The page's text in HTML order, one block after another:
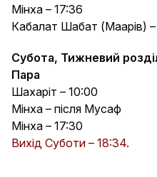
Мінха – 17:36
Кабалат Шабат (Маарів) –
Субота, Тижневий
Пара
Шахаріт – 10:00
Мінха – після Мусаф
Мінха – 17:30
Вихід Суботи – 18:34.
Я єврей за
Обидва батьки
Інше
Телефон